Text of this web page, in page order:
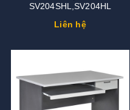
SV204SHL,SV204HL
Liên hệ